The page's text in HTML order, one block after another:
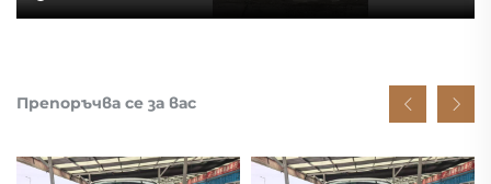
Препоръчва се за вас